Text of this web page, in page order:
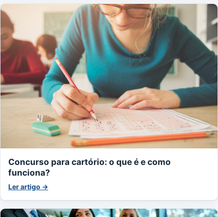
Concurso para cartório: o que é e como
funciona?
Ler artigo →